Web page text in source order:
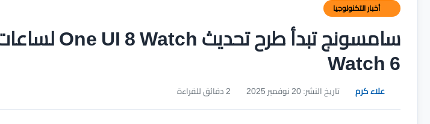
أخبار التكنولوجيا
Watch 6
علاء كرم تاريخ النشر: 20 نوفمبر 2025